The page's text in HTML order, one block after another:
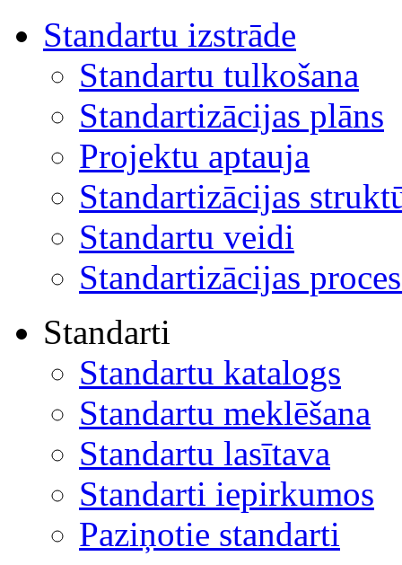
Standartu izstrāde
Standartu tulkošana
Standartizācijas plāns
Projektu aptauja
Standartizācijas
Standartu veidi
Standartizācijas
Standarti
Standartu katalogs
Standartu meklēšana
Standartu lasītava
Standarti iepirkumos
Paziņotie standarti